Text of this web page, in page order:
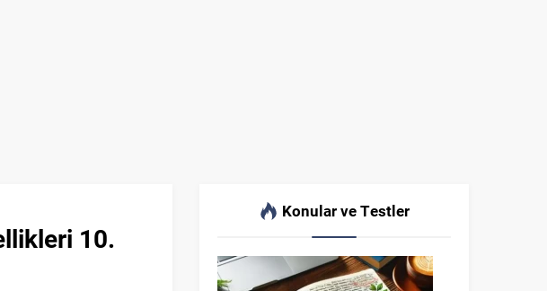
10.
Konular ve Testler